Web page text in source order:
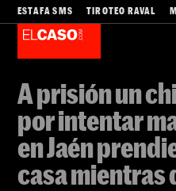
ESTAFA SMS TIROTEO RAVAL
A prisión un
por intentar
en Jaén
casa mientras